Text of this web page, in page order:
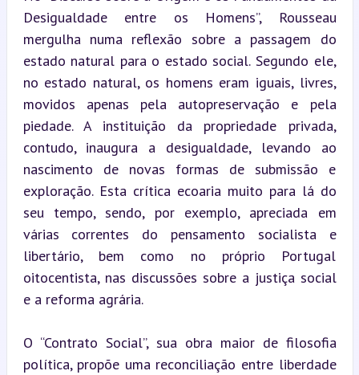
Desigualdade entre os Homens”, Rousseau
mergulha numa reflexão sobre a passagem do
estado natural para o estado social. Segundo ele,
no estado natural, os homens eram iguais, livres,
movidos apenas pela autopreservação e pela
piedade. A instituição da propriedade privada,
contudo, inaugura a desigualdade, levando ao
nascimento de novas formas de submissão e
exploração. Esta crítica ecoaria muito para lá do
seu tempo, sendo, por exemplo, apreciada em
várias correntes do pensamento socialista e
libertário, bem como no próprio Portugal
oitocentista, nas discussões sobre a justiça social
e a reforma agrária.
O “Contrato Social”, sua obra maior de filosofia
política, propõe uma reconciliação entre liberdade